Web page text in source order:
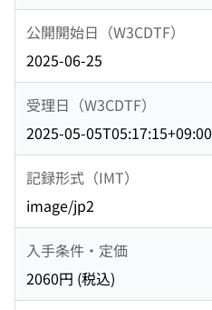
公開開始日（W3CDTF）
2025-06-25
受理日（W3CDTF）
2025-05-05T05:17:15+09:00
記録形式（IMT）
image/jp2
入手条件・定価
2060円 (税込)